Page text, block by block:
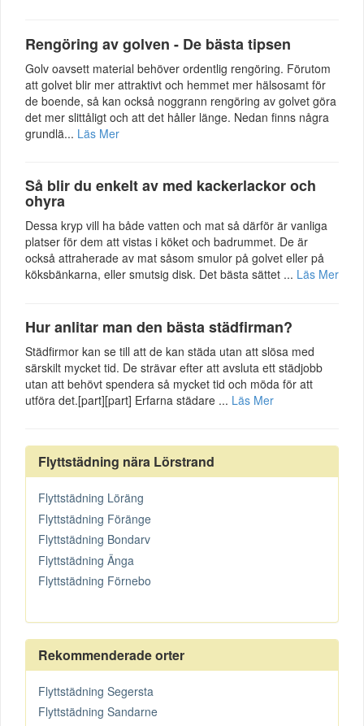
Rengöring av golven - De bästa tipsen
Golv oavsett material behöver ordentlig rengöring. Förutom
att golvet blir mer attraktivt och hemmet mer hälsosamt för
de boende, så kan också noggrann rengöring av golvet göra
det mer slittåligt och att det håller länge. Nedan finns några
grundlä... Läs Mer
Så blir du enkelt av med kackerlackor och
ohyra
Dessa kryp vill ha både vatten och mat så därför är vanliga
platser för dem att vistas i köket och badrummet. De är
också attraherade av mat såsom smulor på golvet eller på
köksbänkarna, eller smutsig disk. Det bästa sättet ... Läs Mer
Hur anlitar man den bästa städfirman?
Städfirmor kan se till att de kan städa utan att slösa med
särskilt mycket tid. De strävar efter att avsluta ett städjobb
utan att behövt spendera så mycket tid och möda för att
utföra det.[part][part] Erfarna städare ... Läs Mer
Flyttstädning nära Lörstrand
Flyttstädning Löräng
Flyttstädning Föränge
Flyttstädning Bondarv
Flyttstädning Änga
Flyttstädning Förnebo
Rekommenderade orter
Flyttstädning Segersta
Flyttstädning Sandarne